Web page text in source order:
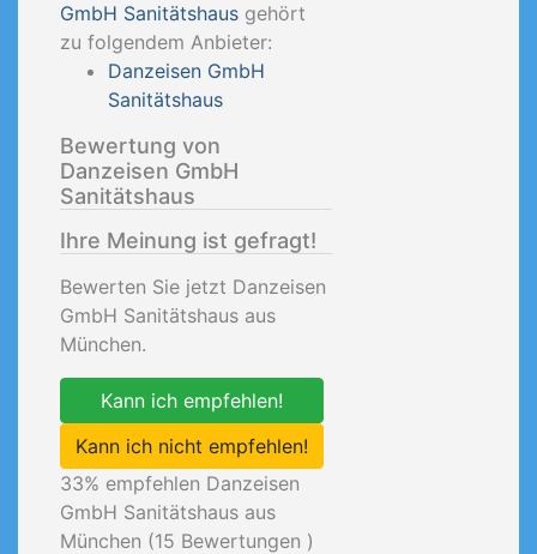
GmbH Sanitätshaus gehört
zu folgendem Anbieter:
Danzeisen GmbH
Sanitätshaus
Bewertung von
Danzeisen GmbH
Sanitätshaus
Ihre Meinung ist gefragt!
Bewerten Sie jetzt Danzeisen
GmbH Sanitätshaus aus
München.
Kann ich empfehlen!
Kann ich nicht empfehlen!
33% empfehlen Danzeisen
GmbH Sanitätshaus aus
München (15 Bewertungen )